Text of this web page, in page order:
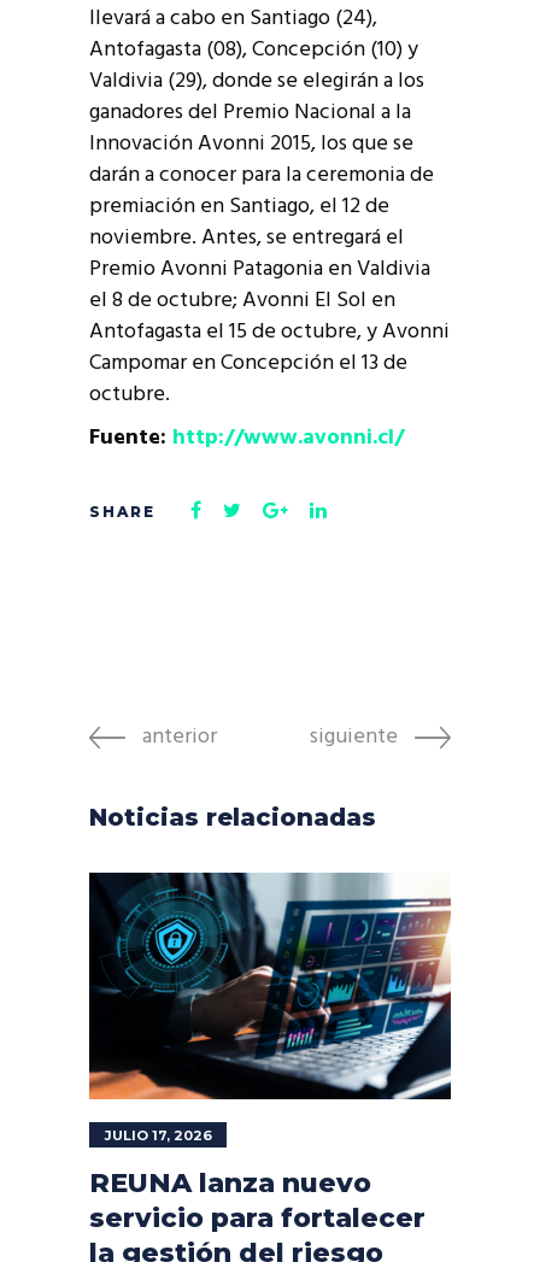
llevará a cabo en Santiago (24),
Antofagasta (08), Concepción (10) y
Valdivia (29), donde se elegirán a los
ganadores del Premio Nacional a la
Innovación Avonni 2015, los que se
darán a conocer para la ceremonia de
premiación en Santiago, el 12 de
noviembre. Antes, se entregará el
Premio Avonni Patagonia en Valdivia
el 8 de octubre; Avonni El Sol en
Antofagasta el 15 de octubre, y Avonni
Campomar en Concepción el 13 de
octubre.
Fuente: http://www.avonni.cl/
anterior siguiente
Noticias relacionadas
JULIO 17, 2026
REUNA lanza nuevo
servicio para fortalecer
la gestión del riesgo